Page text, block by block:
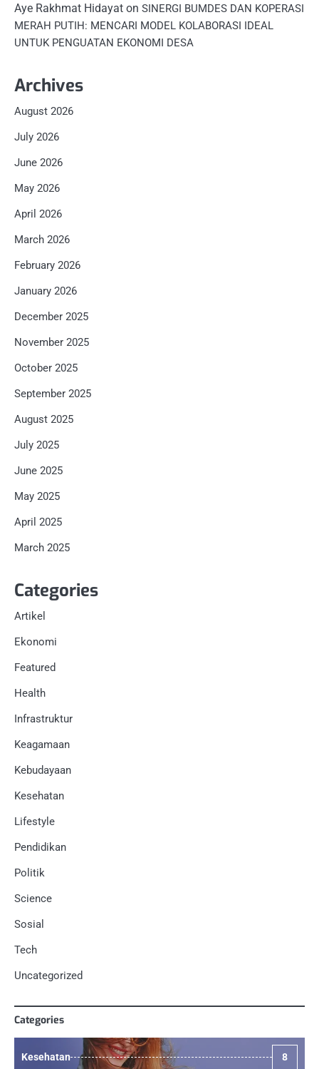
Aye Rakhmat Hidayat on SINERGI BUMDES DAN KOPERASI
MERAH PUTIH: MENCARI MODEL KOLABORASI IDEAL
UNTUK PENGUATAN EKONOMI DESA
Archives
August 2026
July 2026
June 2026
May 2026
April 2026
March 2026
February 2026
January 2026
December 2025
November 2025
October 2025
September 2025
August 2025
July 2025
June 2025
May 2025
April 2025
March 2025
Categories
Artikel
Ekonomi
Featured
Health
Infrastruktur
Keagamaan
Kebudayaan
Kesehatan
Lifestyle
Pendidikan
Politik
Science
Sosial
Tech
Uncategorized
Categories
Kesehatan 8